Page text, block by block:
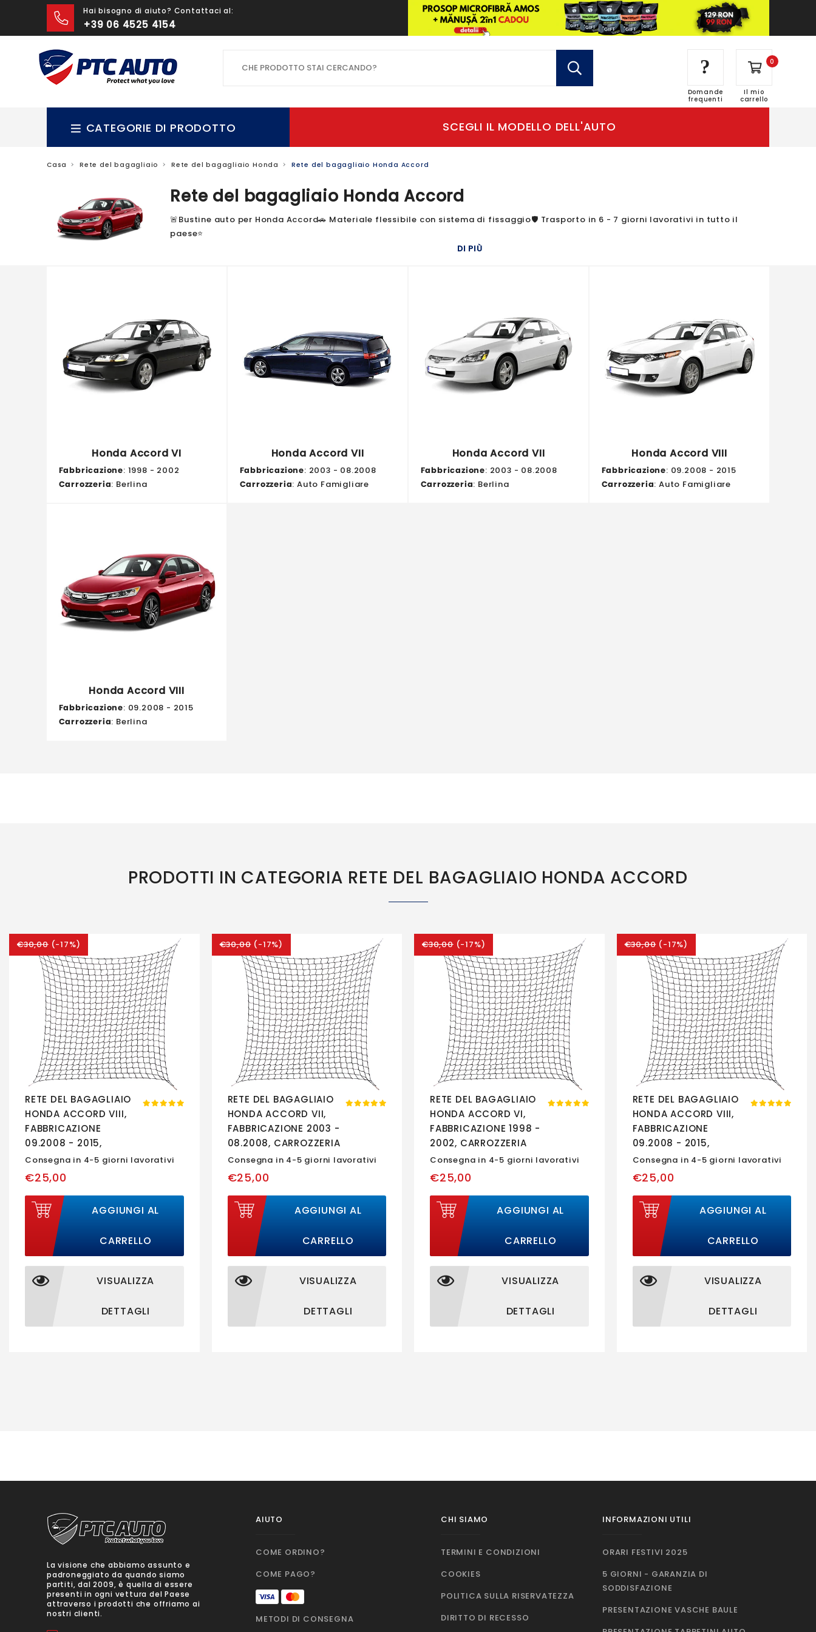
Hai bisogno di aiuto? Contattaci al:
+39 06 4525 4154
0
Il mio
carrello
?
Domande
frequenti
CATEGORIE DI PRODOTTO
Casa Rete del bagagliaio Rete del bagagliaio Honda Rete del bagagliaio Honda Accord
Rete del bagagliaio Honda Accord
🚨Bustine auto per Honda Accord🚗 Materiale flessibile con sistema di fissaggio🛡️ Trasporto in 6 - 7 giorni lavorativi in tutto il
paese⭐
DI PIÙ
Honda Accord VI
Fabbricazione: 1998 - 2002
Carrozzeria: Berlina
Honda Accord VII
Fabbricazione: 2003 - 08.2008
Carrozzeria: Auto Famigliare
Honda Accord VII
Fabbricazione: 2003 - 08.2008
Carrozzeria: Berlina
Honda Accord VIII
Fabbricazione: 09.2008 - 2015
Carrozzeria: Auto Famigliare
Honda Accord VIII
Fabbricazione: 09.2008 - 2015
Carrozzeria: Berlina
PRODOTTI IN CATEGORIA RETE DEL BAGAGLIAIO HONDA ACCORD
€30,00(-17%)
RETE DEL BAGAGLIAIO
HONDA ACCORD VIII,
FABBRICAZIONE
09.2008 - 2015,
CARROZZERIA BERLINA |
K0003
Consegna in 4-5 giorni lavorativi
€25,00
AGGIUNGI AL
CARRELLO
VISUALIZZA
DETTAGLI
€30,00(-17%)
RETE DEL BAGAGLIAIO
HONDA ACCORD VII,
FABBRICAZIONE 2003 -
08.2008, CARROZZERIA
BERLINA | K0461
Consegna in 4-5 giorni lavorativi
€25,00
AGGIUNGI AL
CARRELLO
VISUALIZZA
DETTAGLI
€30,00(-17%)
RETE DEL BAGAGLIAIO
HONDA ACCORD VI,
FABBRICAZIONE 1998 -
2002, CARROZZERIA
BERLINA | K0461
Consegna in 4-5 giorni lavorativi
€25,00
AGGIUNGI AL
CARRELLO
VISUALIZZA
DETTAGLI
€30,00(-17%)
RETE DEL BAGAGLIAIO
HONDA ACCORD VIII,
FABBRICAZIONE
09.2008 - 2015,
CARROZZERIA AUTO
FAMIGLIARE | K0291
Consegna in 4-5 giorni lavorativi
€25,00
AGGIUNGI AL
CARRELLO
VISUALIZZA
DETTAGLI
La visione che abbiamo assunto e
padroneggiato da quando siamo
partiti, dal 2009, è quella di essere
presenti in ogni vettura del Paese
attraverso i prodotti che offriamo ai
nostri clienti.
AIUTO
COME ORDINO?
COME PAGO?
METODI DI CONSEGNA
CHI SIAMO
TERMINI E CONDIZIONI
COOKIES
POLITICA SULLA RISERVATEZZA
DIRITTO DI RECESSO
INFORMAZIONI UTILI
ORARI FESTIVI 2025
5 GIORNI - GARANZIA DI
SODDISFAZIONE
PRESENTAZIONE VASCHE BAULE